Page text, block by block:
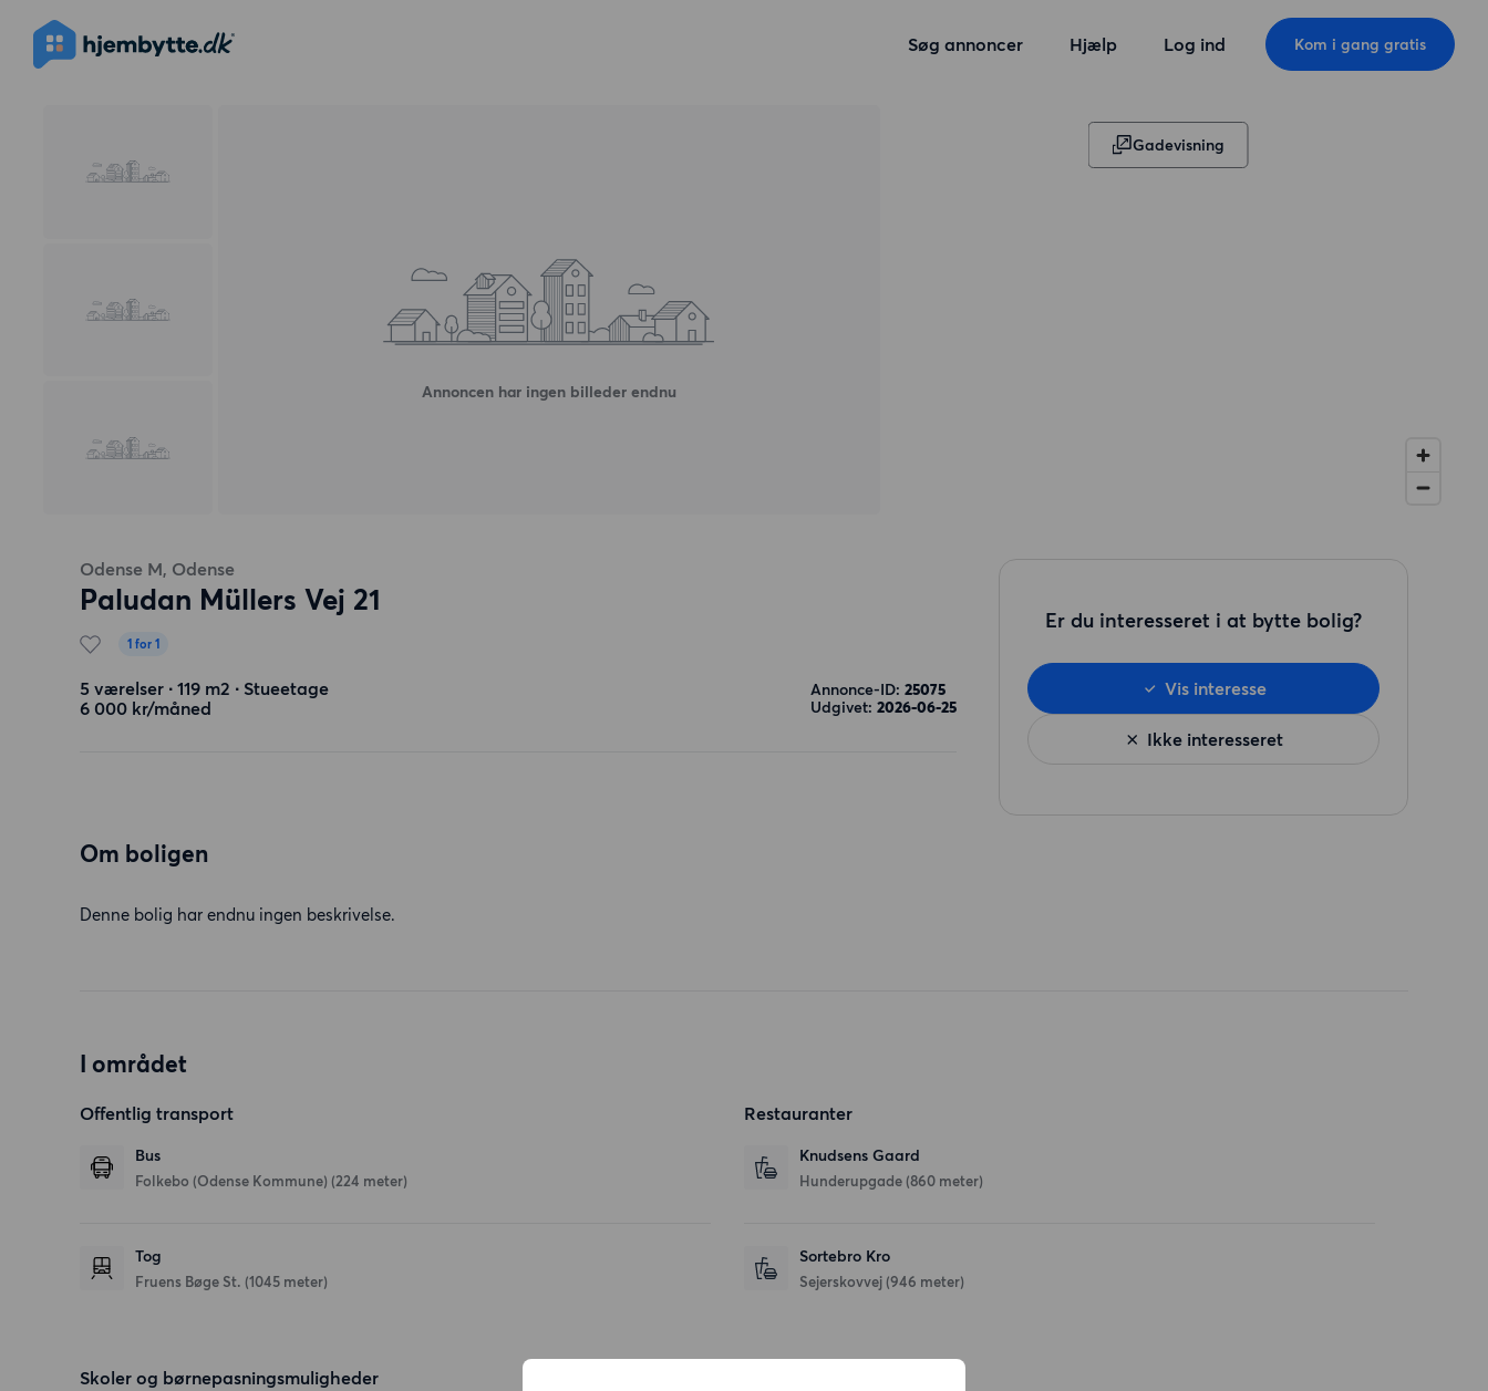
Søg annoncer Hjælp Log ind Kom i gang gratis
Annoncen har ingen billeder endnu
Gadevisning
Odense M, Odense
Paludan Müllers Vej 21
1 for 1
5 værelser ∙ 119 m2 ∙ Stueetage
6 000 kr/måned
Annonce-ID: 25075
Udgivet: 2026-06-25
Om boligen
Denne bolig har endnu ingen beskrivelse.
Er du interesseret i at bytte bolig?
Ikke interesseret
Vis interesse
I området
Offentlig transport
Bus
Folkebo (Odense Kommune) (224 meter)
Tog
Fruens Bøge St. (1045 meter)
Restauranter
Knudsens Gaard
Hunderupgade (860 meter)
Sortebro Kro
Sejerskovvej (946 meter)
Skoler og børnepasningsmuligheder